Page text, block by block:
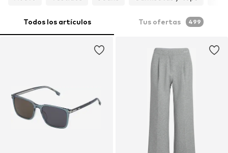
Todos los artículos Tus ofertas 499